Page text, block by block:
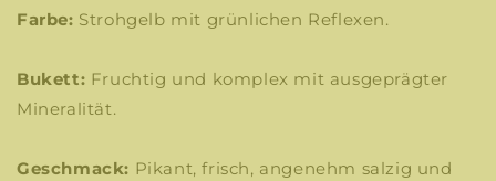
Farbe: Strohgelb mit grünlichen Reflexen.
Bukett: Fruchtig und komplex mit ausgeprägter
Mineralität.
Geschmack: Pikant, frisch, angenehm salzig und